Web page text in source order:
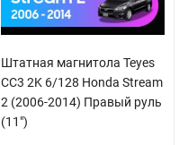
Штатная магнитола Teyes
CC3 2K 6/128 Honda Stream
2 (2006-2014) Правый руль
(11")